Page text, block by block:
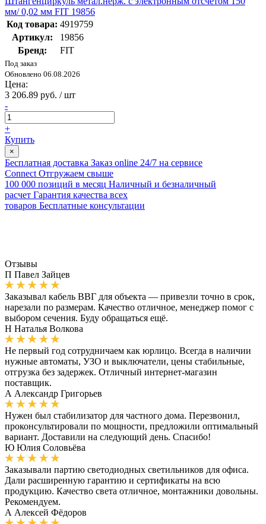
мм/ 0,02 мм FIT 19856
Код товара: 4919759
Артикул:
19856
Бренд:
FIT
Под заказ
Обновлено 06.08.2026
Цена:
3 206.89 руб. / шт
-
+
Купить
×
Бесплатная доставка Заказ online 24/7 на сервисе
Connect Отгружаем свыше
100 000 позиций в месяц Наличный и безналичный
расчет Гарантия качества всех
товаров Бесплатные консультации
Отзывы
П Павел Зайцев
Заказывал кабель ВВГ для объекта — привезли точно в срок,
нарезали по размерам. Качество отличное, менеджер помог с
выбором сечения. Буду обращаться ещё.
Н Наталья Волкова
Не первый год сотрудничаем как юрлицо. Всегда в наличии
нужные автоматы, УЗО и выключатели, цены стабильные,
отгрузка без задержек. Отличный интернет-магазин
поставщик.
А Александр Григорьев
Нужен был стабилизатор для частного дома. Перезвонил,
проконсультировали по мощности, предложили оптимальный
вариант. Доставили на следующий день. Спасибо!
Ю Юлия Соловьёва
Заказывали партию светодиодных светильников для офиса.
Дали расширенную гарантию и сертификаты на всю
продукцию. Качество света отличное, монтажники довольны.
Рекомендуем.
А Алексей Фёдоров